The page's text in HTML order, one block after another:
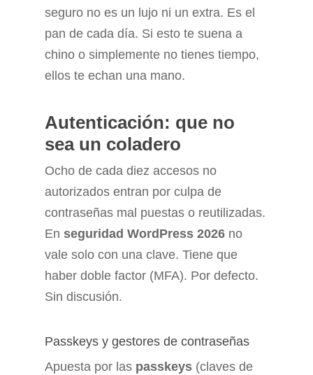
seguro no es un lujo ni un extra. Es el
pan de cada día. Si esto te suena a
chino o simplemente no tienes tiempo,
ellos te echan una mano.
Autenticación: que no
sea un coladero
Ocho de cada diez accesos no
autorizados entran por culpa de
contraseñas mal puestas o reutilizadas.
En seguridad WordPress 2026 no
vale solo con una clave. Tiene que
haber doble factor (MFA). Por defecto.
Sin discusión.
Passkeys y gestores de contraseñas
Apuesta por las passkeys (claves de